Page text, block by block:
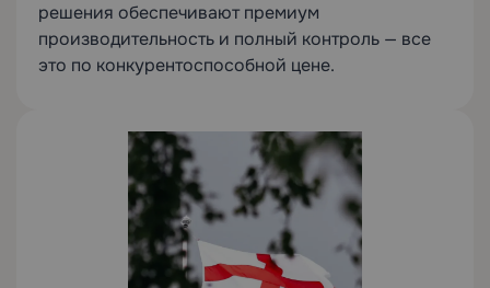
решения обеспечивают премиум
производительность и полный контроль — все
это по конкурентоспособной цене.